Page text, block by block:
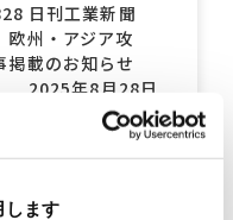
します
日刊工業新聞
欧州・アジア攻
掲載のお知らせ
2025年8月28日
#技術力
報「森六アグリ